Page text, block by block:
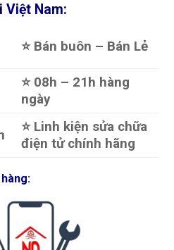
Việt Nam:
⭐️ Bán buôn – Bán Lẻ
⭐️ 08h – 21h hàng
ngày
⭐️ Linh kiện sửa chữa
điện tử chính hãng